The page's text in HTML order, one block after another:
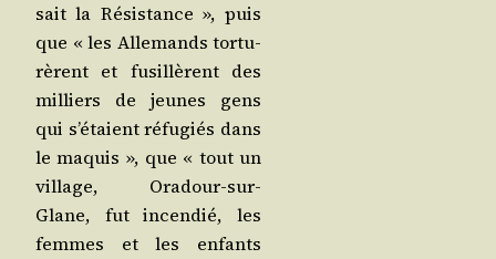
sait la Résis­tance », puis
que « les Alle­mands tor­tu­
rèrent et fusillèrent des
mil­liers de jeunes gens
qui s’é­taient réfu­giés dans
le maquis », que « tout un
vil­lage, Ora­dour-sur-
Glane, fut incen­dié, les
femmes et les enfants